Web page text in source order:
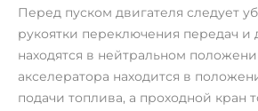
Перед пуском двигателя следует
рукоятки переключения передач и
находятся в нейтральном
акселератора находится в
подачи топлива, а проходной кран